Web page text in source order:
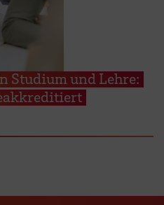
Studium und Lehre: